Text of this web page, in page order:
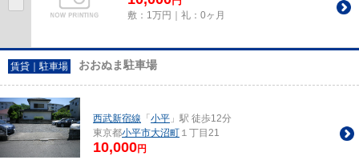
敷：1万円｜礼：0ヶ月
賃貸｜駐車場 おおぬま駐車場
西武新宿線 「 小平 」駅 徒歩12分
東京都小平市大沼町 １丁目21
10,000円